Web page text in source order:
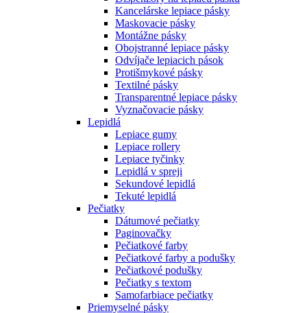
Kancelárske lepiace pásky
Maskovacie pásky
Montážne pásky
Obojstranné lepiace pásky
Odvíjače lepiacich pások
Protišmykové pásky
Textilné pásky
Transparentné lepiace pásky
Vyznačovacie pásky
Lepidlá
Lepiace gumy
Lepiace rollery
Lepiace tyčinky
Lepidlá v spreji
Sekundové lepidlá
Tekuté lepidlá
Pečiatky
Dátumové pečiatky
Paginovačky
Pečiatkové farby
Pečiatkové farby a podušky
Pečiatkové podušky
Pečiatky s textom
Samofarbiace pečiatky
Priemyselné pásky